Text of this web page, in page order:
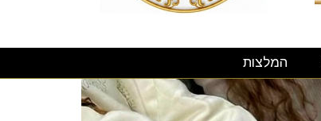
המלצות